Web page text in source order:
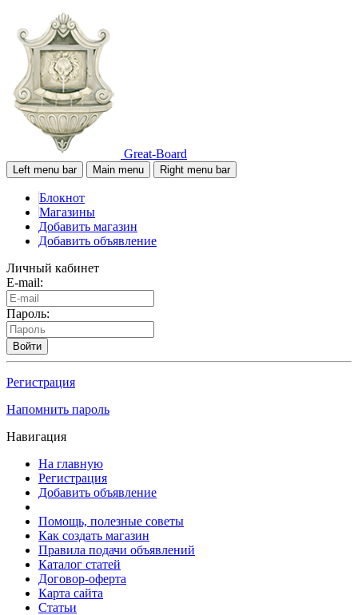
Great-Board
Left menu bar Main menu Right menu bar
Блокнот
Магазины
Добавить магазин
Добавить объявление
Личный кабинет
E-mail:
Пароль:
Войти
Регистрация
Напомнить пароль
Навигация
На главную
Регистрация
Добавить объявление
Помощь, полезные советы
Как создать магазин
Правила подачи объявлений
Каталог статей
Договор-оферта
Карта сайта
Статьи